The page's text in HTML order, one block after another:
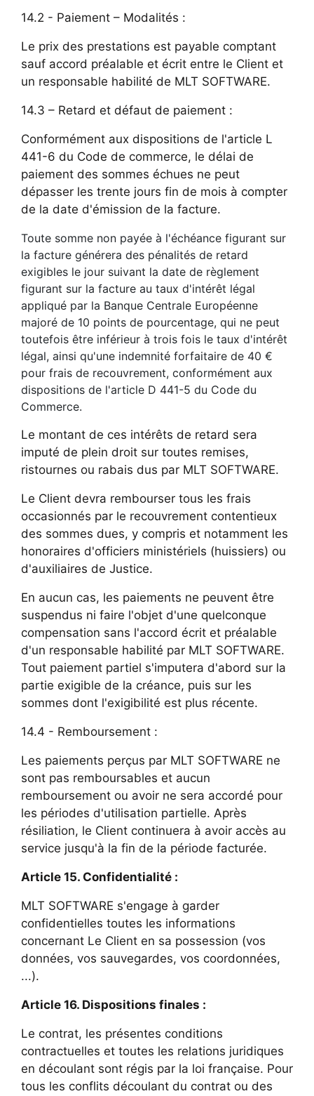
14.2 - Paiement – Modalités :
Le prix des prestations est payable comptant
sauf accord préalable et écrit entre le Client et
un responsable habilité de MLT SOFTWARE.
14.3 – Retard et défaut de paiement :
Conformément aux dispositions de l'article L
441-6 du Code de commerce, le délai de
paiement des sommes échues ne peut
dépasser les trente jours fin de mois à compter
de la date d'émission de la facture.
Toute somme non payée à l'échéance figurant sur
la facture générera des pénalités de retard
exigibles le jour suivant la date de règlement
figurant sur la facture au taux d'intérêt légal
appliqué par la Banque Centrale Européenne
majoré de 10 points de pourcentage, qui ne peut
toutefois être inférieur à trois fois le taux d'intérêt
légal, ainsi qu'une indemnité forfaitaire de 40 €
pour frais de recouvrement, conformément aux
dispositions de l'article D 441-5 du Code du
Commerce.
Le montant de ces intérêts de retard sera
imputé de plein droit sur toutes remises,
ristournes ou rabais dus par MLT SOFTWARE.
Le Client devra rembourser tous les frais
occasionnés par le recouvrement contentieux
des sommes dues, y compris et notamment les
honoraires d'officiers ministériels (huissiers) ou
d'auxiliaires de Justice.
En aucun cas, les paiements ne peuvent être
suspendus ni faire l'objet d'une quelconque
compensation sans l'accord écrit et préalable
d'un responsable habilité par MLT SOFTWARE.
Tout paiement partiel s'imputera d'abord sur la
partie exigible de la créance, puis sur les
sommes dont l'exigibilité est plus récente.
14.4 - Remboursement :
Les paiements perçus par MLT SOFTWARE ne
sont pas remboursables et aucun
remboursement ou avoir ne sera accordé pour
les périodes d'utilisation partielle. Après
résiliation, le Client continuera à avoir accès au
service jusqu'à la fin de la période facturée.
Article 15. Confidentialité :
MLT SOFTWARE s'engage à garder
confidentielles toutes les informations
concernant Le Client en sa possession (vos
données, vos sauvegardes, vos coordonnées,
...).
Article 16. Dispositions finales :
Le contrat, les présentes conditions
contractuelles et toutes les relations juridiques
en découlant sont régis par la loi française. Pour
tous les conflits découlant du contrat ou des